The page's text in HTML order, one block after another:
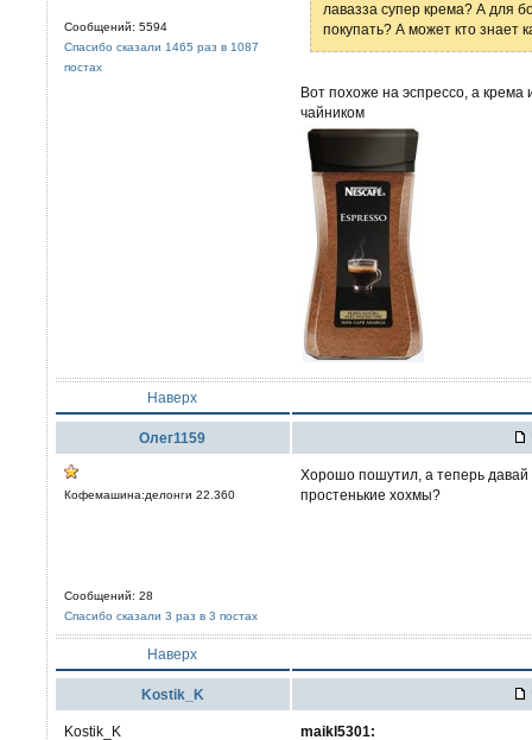
Сообщений: 5594
Спасибо сказали 1465 раз в 1087
постах
лавазза супер крема? А для
покупать? А может кто знает
Вот похоже на эспрессо, а крема
чайником
Наверх
Олег1159
Кофемашина:делонги 22.360
Сообщений: 28
Спасибо сказали 3 раз в 3 постах
Хорошо пошутил, а теперь давай
простенькие хохмы?
Наверх
Kostik_K
Kostik_K maikl5301: